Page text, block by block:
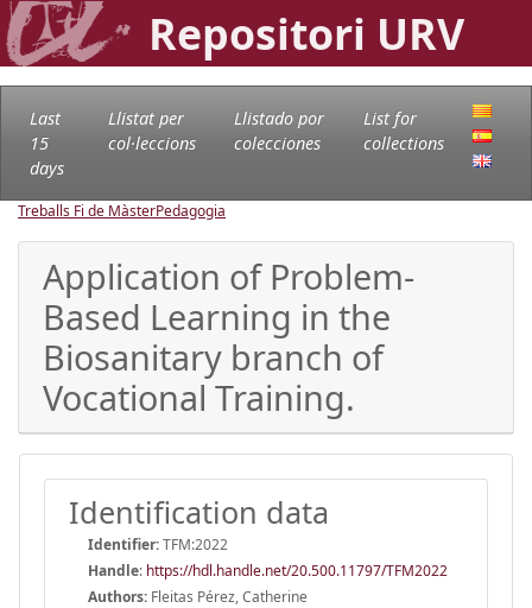
Repositori URV
Last
15
days
Llistat per
col·leccions
Llistado por
colecciones
List for
collections
Treballs Fi de MàsterPedagogia
Application of Problem-
Based Learning in the
Biosanitary branch of
Vocational Training.
Identification data
Identifier:TFM:2022
Handle: https://hdl.handle.net/20.500.11797/TFM2022
Authors: Fleitas Pérez, Catherine